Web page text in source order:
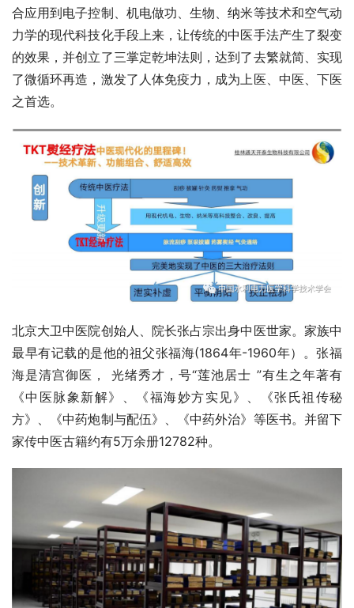
合应用到电子控制、机电做功、生物、纳米等技术和空气动
力学的现代科技化手段上来，让传统的中医手法产生了裂变
的效果，并创立了三掌定乾坤法则，达到了去繁就简、实现
了微循环再造，激发了人体免疫力，成为上医、中医、下医
之首选。
北京大卫中医院创始人、院长张占宗出身中医世家。家族中
最早有记载的是他的祖父张福海(1864年-1960年）。张福
海是清宫御医， 光绪秀才，号“莲池居士 ”有生之年著有
《中医脉象新解》、《福海妙方实见》、《张氏祖传秘
方》、《中药炮制与配伍》、《中药外治》等医书。并留下
家传中医古籍约有5万余册12782种。